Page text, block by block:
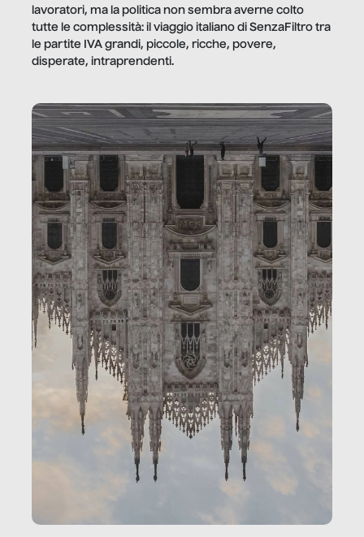
lavoratori, ma la politica non sembra averne colto
tutte le complessità: il viaggio italiano di SenzaFiltro tra
le partite IVA grandi, piccole, ricche, povere,
disperate, intraprendenti.